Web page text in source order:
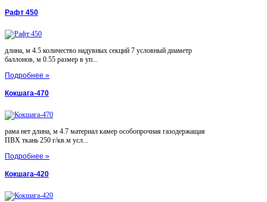
Рафт 450
длина, м 4.5 количество надувных секций 7 условный диаметр
баллонов, м 0.55 размер в уп...
Подробнее »
Кокшага-470
рама нет длина, м 4.7 материал камер особопрочная газодержащая
ПВХ ткань 250 г/кв.м усл...
Подробнее »
Кокшага-420